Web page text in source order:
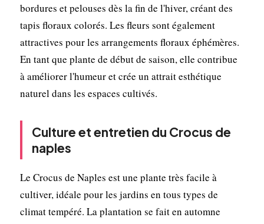
bordures et pelouses dès la fin de l'hiver, créant des
tapis floraux colorés. Les fleurs sont également
attractives pour les arrangements floraux éphémères.
En tant que plante de début de saison, elle contribue
à améliorer l'humeur et crée un attrait esthétique
naturel dans les espaces cultivés.
Culture et entretien du Crocus de
naples
Le Crocus de Naples est une plante très facile à
cultiver, idéale pour les jardins en tous types de
climat tempéré. La plantation se fait en automne